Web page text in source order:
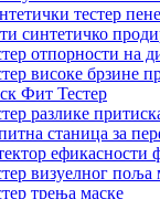
тестер
синтетичко
отпорности на
високе брзине
Фит Тестер
разлике
станица за
ефикасности
визуелног поља
трења маске